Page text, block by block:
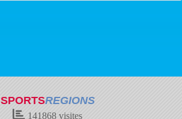
SPORTSREGIONS
141868 visites